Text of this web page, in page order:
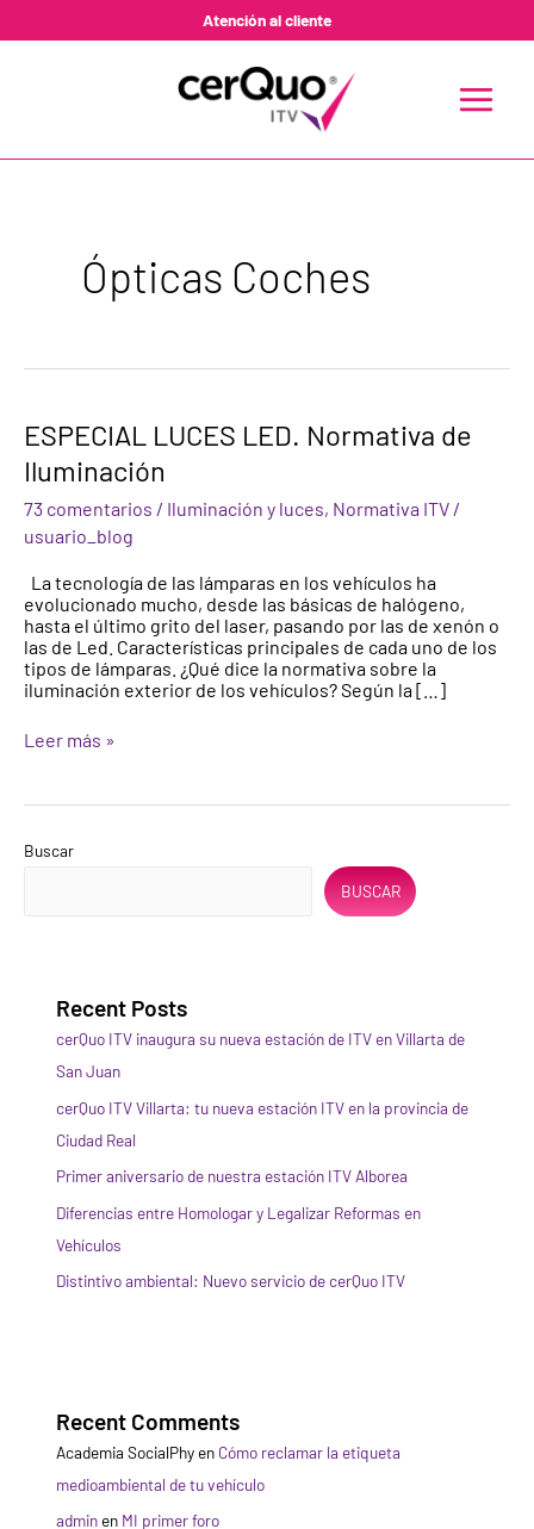
Atención al cliente
MENU
Ópticas Coches
ESPECIAL LUCES LED. Normativa de
Iluminación
73 comentarios / Iluminación y luces, Normativa ITV /
usuario_blog
La tecnología de las lámparas en los vehículos ha
evolucionado mucho, desde las básicas de halógeno,
hasta el último grito del laser, pasando por las de xenón o
las de Led. Características principales de cada uno de los
tipos de lámparas. ¿Qué dice la normativa sobre la
iluminación exterior de los vehículos? Según la […]
ESPECIAL
LUCES
LED.
de
Iluminación
Leer más »
Buscar
BUSCAR
Recent Posts
cerQuo ITV inaugura su nueva estación de ITV en Villarta de
San Juan
cerQuo ITV Villarta: tu nueva estación ITV en la provincia de
Ciudad Real
Primer aniversario de nuestra estación ITV Alborea
Diferencias entre Homologar y Legalizar Reformas en
Vehículos
Distintivo ambiental: Nuevo servicio de cerQuo ITV
Recent Comments
Academia SocialPhyen Cómo reclamar la etiqueta
medioambiental de tu vehículo
adminen MI primer foro